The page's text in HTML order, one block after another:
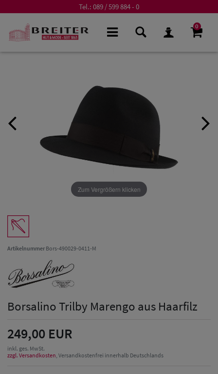
Tel.: 089 / 599 884 - 0
0
Zum Vergrößern klicken
ArtikelnummerBors-490029-0411-M
Borsalino Trilby Marengo aus Haarfilz
249,00 EUR
inkl. ges. MwSt.
zzgl. Versandkosten , Versandkostenfrei innerhalb Deutschlands